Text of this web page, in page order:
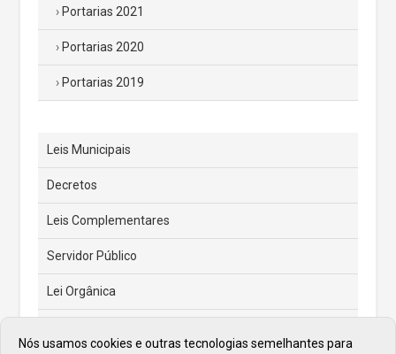
Portarias 2021
Portarias 2020
Portarias 2019
Leis Municipais
Decretos
Leis Complementares
Servidor Público
Lei Orgânica
Nós usamos cookies e outras tecnologias semelhantes para